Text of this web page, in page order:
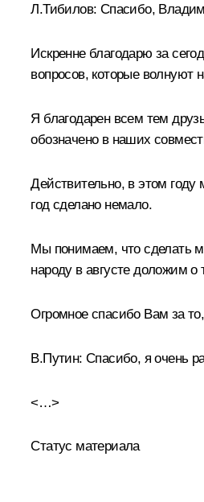
Л.Тибилов: Спасибо,
Искренне благодарю за
вопросов, которые волнуют
Я благодарен всем тем
обозначено в наших
Действительно, в этом
год сделано немало.
Мы понимаем, что сделать
народу в августе доложим
Огромное спасибо Вам за
В.Путин: Спасибо, я очень
<…>
Статус материала